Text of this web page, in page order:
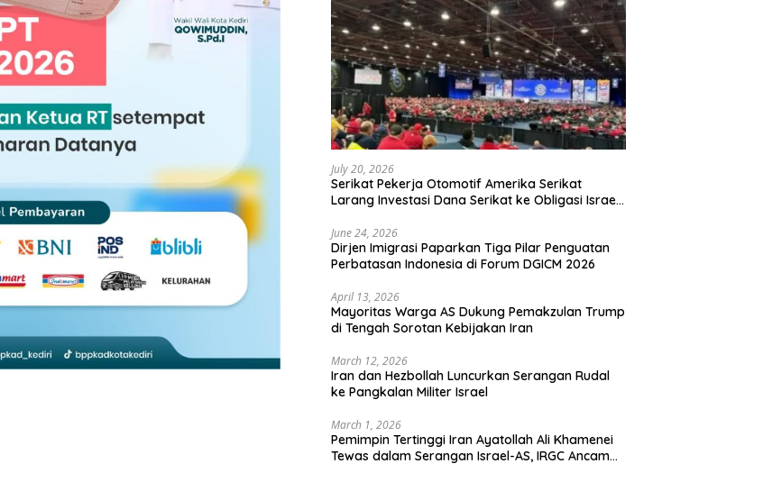
July 20, 2026
Serikat Pekerja Otomotif Amerika Serikat
Larang Investasi Dana Serikat ke Obligasi Israel,
June 24, 2026
Dirjen Imigrasi Paparkan Tiga Pilar Penguatan
Perbatasan Indonesia di Forum DGICM 2026
April 13, 2026
Mayoritas Warga AS Dukung Pemakzulan Trump
di Tengah Sorotan Kebijakan Iran
March 12, 2026
Iran dan Hezbollah Luncurkan Serangan Rudal
ke Pangkalan Militer Israel
March 1, 2026
Pemimpin Tertinggi Iran Ayatollah Ali Khamenei
Tewas dalam Serangan Israel-AS, IRGC Ancam